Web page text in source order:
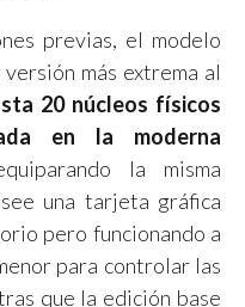
previas, el modelo
más extrema al
20 núcleos físicos
en la moderna
la misma
una tarjeta gráfica
pero funcionando a
para controlar las
que la edición base